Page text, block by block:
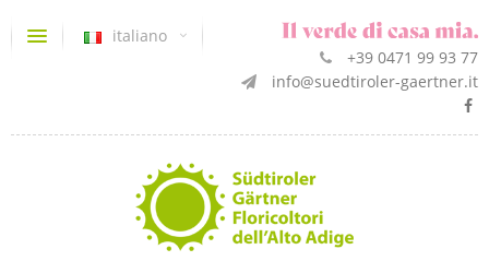
italiano
+39 0471 99 93 77
info@suedtiroler-gaertner.it